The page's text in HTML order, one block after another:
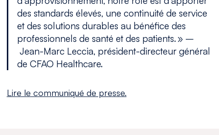
des standards élevés, une continuité de service
et des solutions durables au bénéfice des
professionnels de santé et des patients. » –
Jean-Marc Leccia, président-directeur général
de CFAO Healthcare.
Lire le communiqué de presse.